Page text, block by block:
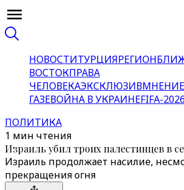
НОВОСТИТУРЦИЯРЕГИОН
ВОСТОКПРАВА
ЧЕЛОВЕКАЭКСКЛЮЗИВМНЕНИЕ
ГАЗЕВОЙНА В УКРАИНЕFIFA-2026
ПОЛИТИКА
1 мин чтения
Израиль убил троих палестинцев в
Израиль продолжает насилие,
прекращения огня